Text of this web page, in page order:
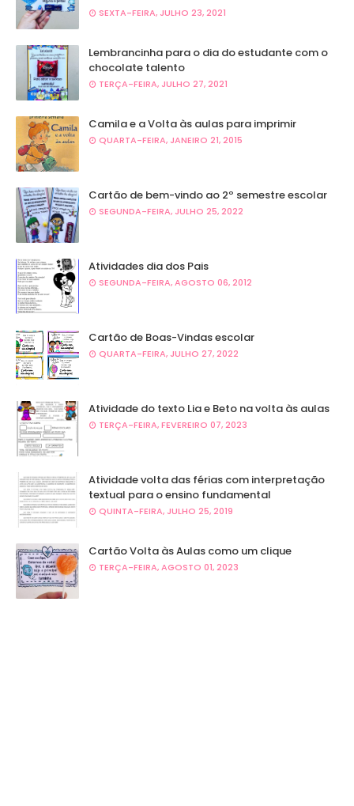
SEXTA-FEIRA, JULHO 23, 2021
Lembrancinha para o dia do estudante com o
chocolate talento
TERÇA-FEIRA, JULHO 27, 2021
Camila e a Volta às aulas para imprimir
QUARTA-FEIRA, JANEIRO 21, 2015
Cartão de bem-vindo ao 2º semestre escolar
SEGUNDA-FEIRA, JULHO 25, 2022
Atividades dia dos Pais
SEGUNDA-FEIRA, AGOSTO 06, 2012
Cartão de Boas-Vindas escolar
QUARTA-FEIRA, JULHO 27, 2022
Atividade do texto Lia e Beto na volta às aulas
TERÇA-FEIRA, FEVEREIRO 07, 2023
Atividade volta das férias com interpretação
textual para o ensino fundamental
QUINTA-FEIRA, JULHO 25, 2019
Cartão Volta às Aulas como um clique
TERÇA-FEIRA, AGOSTO 01, 2023